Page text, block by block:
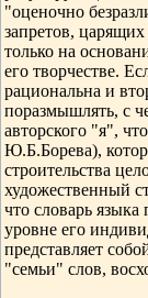
"оценочно
запретов,
только на
его творчестве.
рациональна и
поразмышлять, с
авторского "я",
Ю.Б.Борева),
строительства
художественный
что словарь
уровне его
представляет
"семьи" слов,